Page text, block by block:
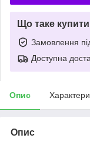
Що таке
Замовлення
Доступна
Опис
Опис